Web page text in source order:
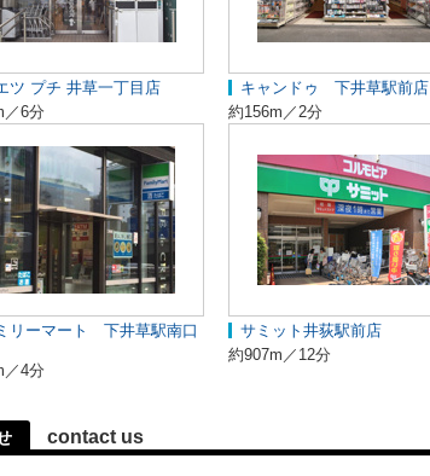
ツ プチ 井草一丁目店
／6分
キャンドゥ 下井草駅前店
約156m／2分
リーマート 下井草駅南口
／4分
サミット井荻駅前店
約907m／12分
contact us